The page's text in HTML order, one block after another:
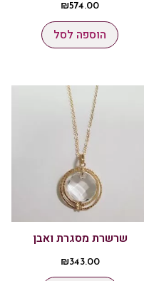
₪574.00
הוספה לסל
שרשרת מסגרת ואבן
₪343.00